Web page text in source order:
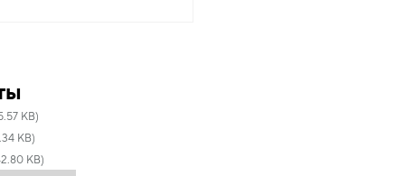
KB)
KB)
KB)